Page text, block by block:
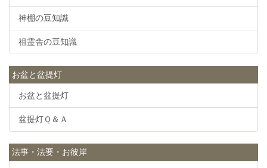
神棚の豆知識
祖霊舎の豆知識
お盆と盆提灯
お盆と盆提灯
盆提灯Ｑ＆Ａ
法事・法要・お彼岸